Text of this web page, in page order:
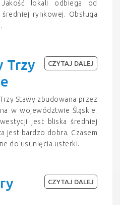
lokali odbiega od
rynkowej. Obsługa
Trzy
Stawy zbudowana przez
w województwie Śląskie.
jest bliska średniej
jest bardzo dobra. Czasem
do usunięcia usterki.
CZYTAJ DALEJ
CZYTAJ DALEJ